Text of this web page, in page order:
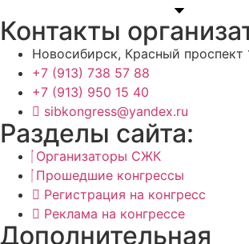
Контакты
Новосибирск, Красный проспект
+7 (913) 738 57 88
+7 (913) 950 15 40
sibkongress@yandex.ru
Разделы сайта:
Организаторы СЖК
Прошедшие конгрессы
Регистрация на конгресс
Реклама на конгрессе
Дополнительная